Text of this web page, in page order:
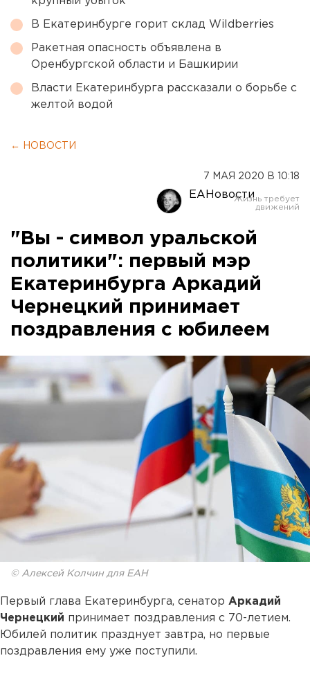
В Екатеринбурге горит склад Wildberries
Ракетная опасность объявлена в
Оренбургской области и Башкирии
Власти Екатеринбурга рассказали о борьбе с
желтой водой
← НОВОСТИ
7 МАЯ 2020 В 10:18
ЕАНовости
"Вы - символ уральской
политики": первый мэр
Екатеринбурга Аркадий
Чернецкий принимает
поздравления с юбилеем
© Алексей Колчин для ЕАН
Первый глава Екатеринбурга, сенатор Аркадий
Чернецкий принимает поздравления с 70-летием.
Юбилей политик празднует завтра, но первые
поздравления ему уже поступили.